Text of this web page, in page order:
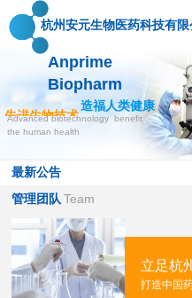
杭州安元生物医药科技有限
Anprime
Biopharm
先进生物技术
造福人类健康
Advanced biotechnology benefit
the human health
最新公告
Team
管理团队
立足杭
打造中国